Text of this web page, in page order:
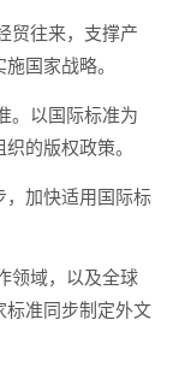
贸往来，支撑产
国家战略。
。以国际标准为
的版权政策。
加快适用国际标
领域，以及全球
准同步制定外文